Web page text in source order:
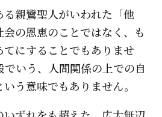
親鸞聖人がいわれた「他
の恩恵のことではなく、も
にすることでもありませ
いう、人間関係の上での自
う意味でもありません。